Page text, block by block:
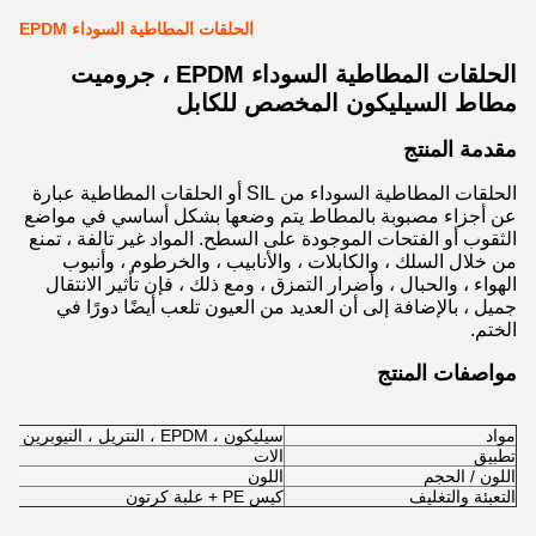
الحلقات المطاطية السوداء EPDM
الحلقات المطاطية السوداء EPDM ، جروميت
مطاط السيليكون المخصص للكابل
مقدمة المنتج
الحلقات المطاطية السوداء من SIL أو الحلقات المطاطية عبارة
عن أجزاء مصبوبة بالمطاط يتم وضعها بشكل أساسي في مواضع
الثقوب أو الفتحات الموجودة على السطح. المواد غير تالفة ، تمنع
من خلال السلك ، والكابلات ، والأنابيب ، والخرطوم ، وأنبوب
الهواء ، والحبال ، وأضرار التمزق ، ومع ذلك ، فإن تأثير الانتقال
جميل ، بالإضافة إلى أن العديد من العيون تلعب أيضًا دورًا في
الختم.
مواصفات المنتج
مواد
سيليكون ، EPDM ، النتريل ، النيوبرين ، المطاط FKM إلخ.
تطبيق
الات
اللون / الحجم
اللون
التعبئة والتغليف
كيس PE + علبة كرتون